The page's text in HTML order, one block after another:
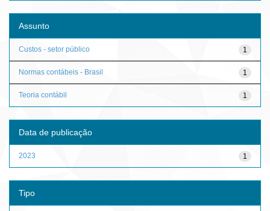
Assunto
1
Custos - setor público
1
Normas contábeis - Brasil
1
Teoria contábil
Data de publicação
1
2023
Tipo